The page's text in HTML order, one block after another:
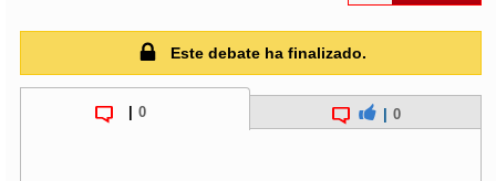
soychiloé
Este debate ha finalizado.
0 0